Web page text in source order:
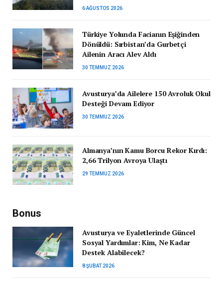
6 AĞUSTOS 2026
Türkiye Yolunda Facianın Eşiğinden
Dönüldü: Sırbistan’da Gurbetçi
Ailenin Aracı Alev Aldı
30 TEMMUZ 2026
Avusturya’da Ailelere 150 Avroluk Okul
Desteği Devam Ediyor
30 TEMMUZ 2026
Almanya’nın Kamu Borcu Rekor Kırdı:
2,66 Trilyon Avroya Ulaştı
29 TEMMUZ 2026
Bonus
Avusturya ve Eyaletlerinde Güncel
Sosyal Yardımlar: Kim, Ne Kadar
Destek Alabilecek?
8 ŞUBAT 2026